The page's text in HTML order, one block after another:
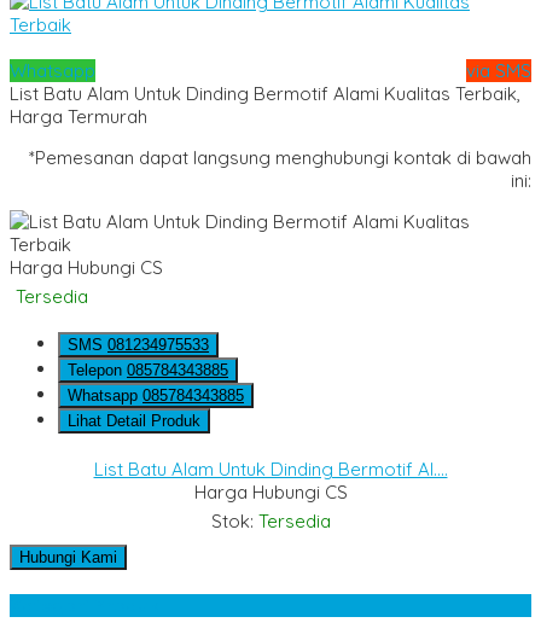
Whatsapp
via SMS
List Batu Alam Untuk Dinding Bermotif Alami Kualitas Terbaik,
Harga Termurah
*Pemesanan dapat langsung menghubungi kontak di bawah
ini:
Harga Hubungi CS
Tersedia
SMS 081234975533
Telepon 085784343885
Whatsapp 085784343885
Lihat Detail Produk
List Batu Alam Untuk Dinding Bermotif Al....
Harga Hubungi CS
Stok: Tersedia
Hubungi Kami